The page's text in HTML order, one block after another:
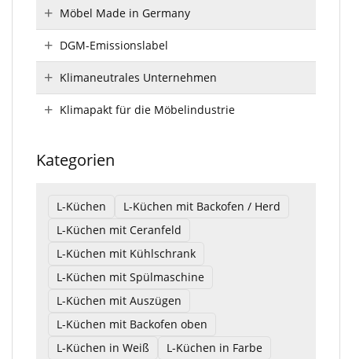
Möbel Made in Germany
DGM-Emissionslabel
Klimaneutrales Unternehmen
Klimapakt für die Möbelindustrie
Kategorien
L-Küchen
L-Küchen mit Backofen / Herd
L-Küchen mit Ceranfeld
L-Küchen mit Kühlschrank
L-Küchen mit Spülmaschine
L-Küchen mit Auszügen
L-Küchen mit Backofen oben
L-Küchen in Weiß
L-Küchen in Farbe